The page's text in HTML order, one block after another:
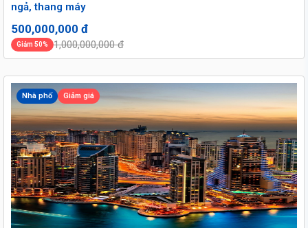
ngả, thang máy
500,000,000 đ
Giảm 50% 1,000,000,000 đ
Nhà phố Giảm giá